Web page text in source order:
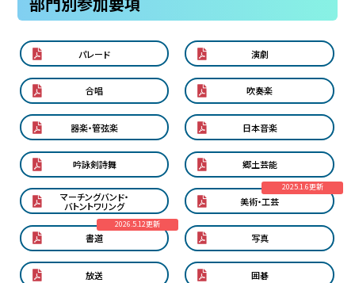
パレード 演劇
合唱 吹奏楽
器楽・管弦楽 日本音楽
吟詠剣詩舞 郷土芸能
マーチングバンド・
バトントワリング
2025.1.6更新
美術・工芸
2026.5.12更新
書道 写真
放送 囲碁